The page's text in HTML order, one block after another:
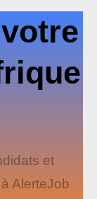
et
AlerteJob